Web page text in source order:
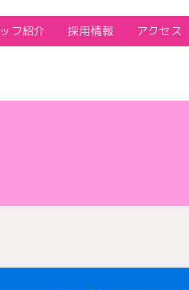
フ紹介 採用情報 アクセス